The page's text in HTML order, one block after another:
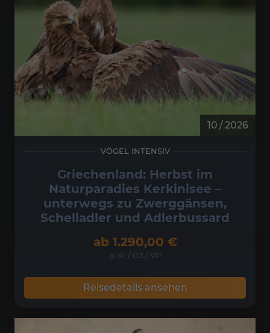
10 / 2026
VÖGEL INTENSIV
Griechenland: Herbst im
Naturparadies Kerkinisee –
unterwegs zu Zwerggänsen,
Schelladler und Adlerbussard
ab 1.290,00 €
p. P. / DZ / VP
Reisedetails ansehen